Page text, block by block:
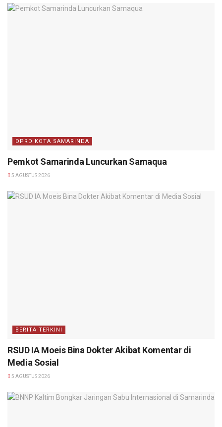
DPRD KOTA SAMARINDA
Pemkot Samarinda Luncurkan Samaqua
5 AGUSTUS 2026
BERITA TERKINI
RSUD IA Moeis Bina Dokter Akibat Komentar di
Media Sosial
5 AGUSTUS 2026